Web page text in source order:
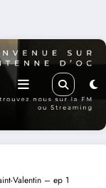
Valentin – ep 1